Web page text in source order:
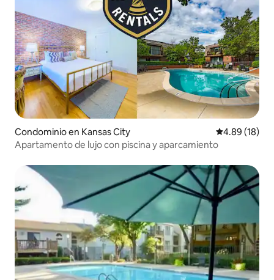
Condominio en Kansas City Calificación
4.89 (18)
Apartamento de lujo con piscina y aparcamiento